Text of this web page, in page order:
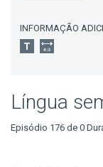
INFORMAÇÃO
Língua
Episódio 176 de 0